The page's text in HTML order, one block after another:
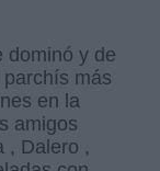
dominó y de
más
en la
amigos
, Dalero ,